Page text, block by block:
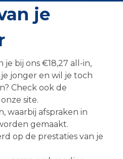
je
je bij ons €18,27 all-in,
jonger en wil je toch
Check ook de
site.
waarbij afspraken in
gemaakt.
op de prestaties van je